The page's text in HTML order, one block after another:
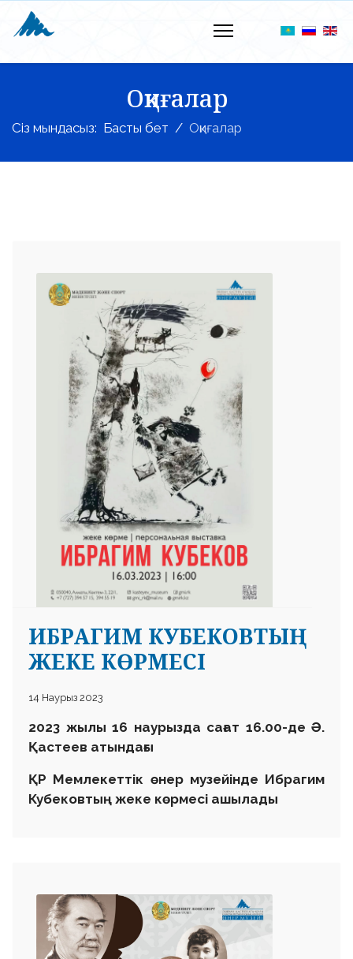
Оқиғалар
Сіз мындасыз: Басты бет Оқиғалар
ИБРАГИМ КУБЕКОВТЫҢ
ЖЕКЕ КӨРМЕСІ
14 Наурыз 2023
2023 жылы 16 наурызда сағат 16.00-де Ә.
Қастеев атындағы
ҚР Мемлекеттік өнер музейінде Ибрагим
Кубековтың жеке көрмесі ашылады